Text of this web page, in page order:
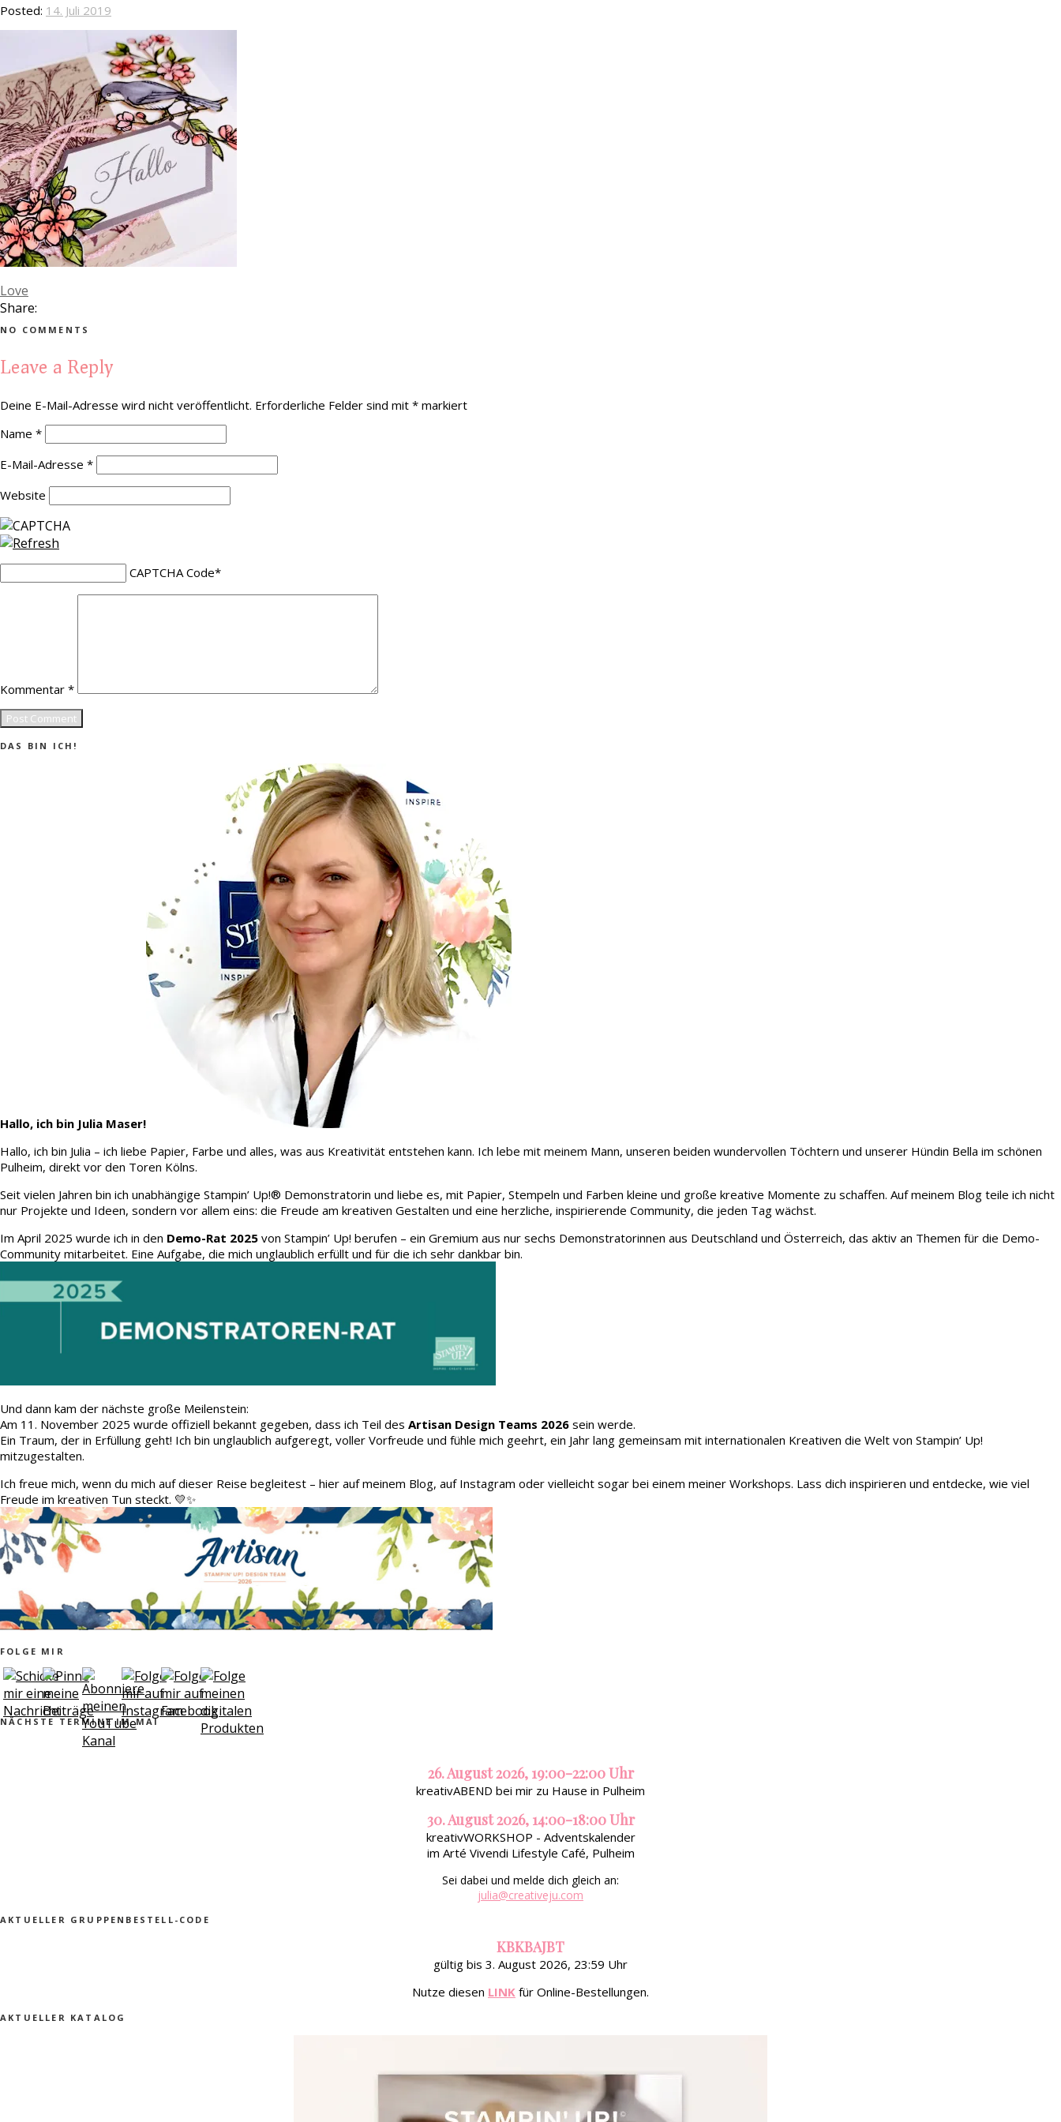
Posted: 14. Juli 2019
Love
Share:
NO COMMENTS
Leave a Reply
Deine E-Mail-Adresse wird nicht veröffentlicht. Erforderliche Felder sind mit * markiert
Name *
E-Mail-Adresse *
Website
CAPTCHA Code*
Kommentar *
DAS BIN ICH!
Hallo, ich bin Julia Maser!
Hallo, ich bin Julia – ich liebe Papier, Farbe und alles, was aus Kreativität entstehen kann. Ich lebe mit meinem Mann, unseren beiden wundervollen Töchtern und unserer Hündin Bella im schönen
Pulheim, direkt vor den Toren Kölns.
Seit vielen Jahren bin ich unabhängige Stampin’ Up!® Demonstratorin und liebe es, mit Papier, Stempeln und Farben kleine und große kreative Momente zu schaffen. Auf meinem Blog teile ich nicht
nur Projekte und Ideen, sondern vor allem eins: die Freude am kreativen Gestalten und eine herzliche, inspirierende Community, die jeden Tag wächst.
Im April 2025 wurde ich in den Demo-Rat 2025 von Stampin’ Up! berufen – ein Gremium aus nur sechs Demonstratorinnen aus Deutschland und Österreich, das aktiv an Themen für die Demo-
Community mitarbeitet. Eine Aufgabe, die mich unglaublich erfüllt und für die ich sehr dankbar bin.
Und dann kam der nächste große Meilenstein:
Am 11. November 2025 wurde offiziell bekannt gegeben, dass ich Teil des Artisan Design Teams 2026 sein werde.
Ein Traum, der in Erfüllung geht! Ich bin unglaublich aufgeregt, voller Vorfreude und fühle mich geehrt, ein Jahr lang gemeinsam mit internationalen Kreativen die Welt von Stampin’ Up!
mitzugestalten.
Ich freue mich, wenn du mich auf dieser Reise begleitest – hier auf meinem Blog, auf Instagram oder vielleicht sogar bei einem meiner Workshops. Lass dich inspirieren und entdecke, wie viel
Freude im kreativen Tun steckt. 💛✨
FOLGE MIR
NÄCHSTE TERMINE IM MAI
26. August 2026, 19:00-22:00 Uhr
kreativABEND bei mir zu Hause in Pulheim
30. August 2026, 14:00-18:00 Uhr
kreativWORKSHOP - Adventskalender
im Arté Vivendi Lifestyle Café, Pulheim
Sei dabei und melde dich gleich an:
julia@creativeju.com
AKTUELLER GRUPPENBESTELL-CODE
KBKBAJBT
gültig bis 3. August 2026, 23:59 Uhr
Nutze diesen LINK für Online-Bestellungen.
AKTUELLER KATALOG